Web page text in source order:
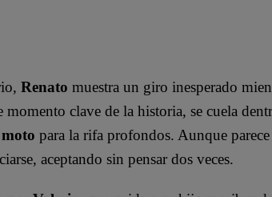
Renato muestra un giro inesperado
momento clave de la historia, se cuela
para la rifa profondos. Aunque
aceptando sin pensar dos veces.